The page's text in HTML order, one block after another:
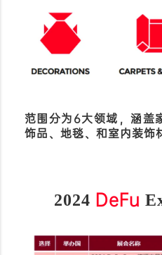
范围分为6大领域，涵盖
饰品、地毯、和室内装饰
2024 DeFu